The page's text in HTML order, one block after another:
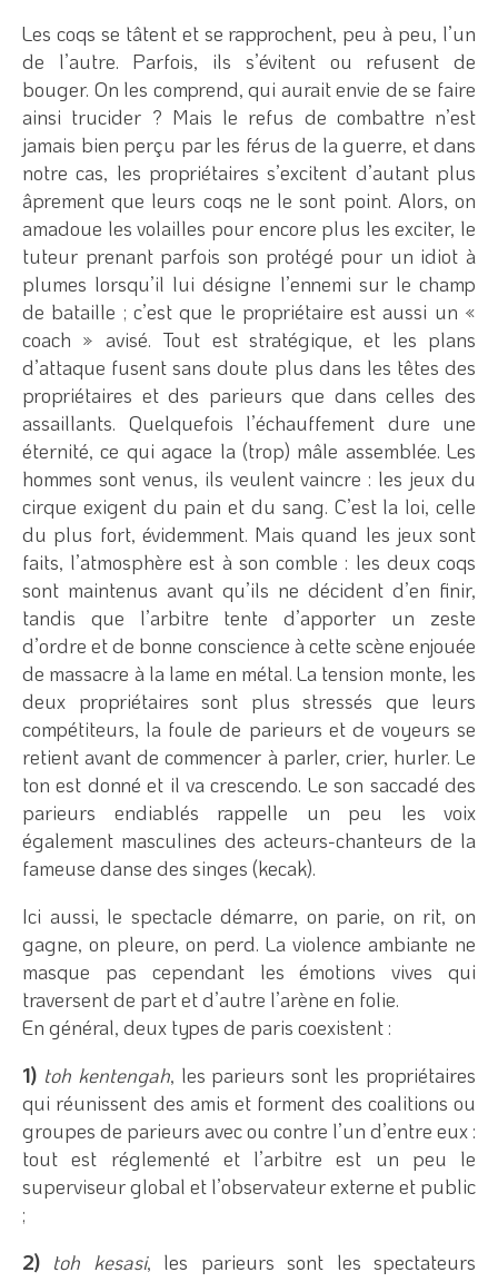
Les coqs se tâtent et se rapprochent, peu à peu, l’un
de l’autre. Parfois, ils s’évitent ou refusent de
bouger. On les comprend, qui aurait envie de se faire
ainsi trucider ? Mais le refus de combattre n’est
jamais bien perçu par les férus de la guerre, et dans
notre cas, les propriétaires s’excitent d’autant plus
âprement que leurs coqs ne le sont point. Alors, on
amadoue les volailles pour encore plus les exciter, le
tuteur prenant parfois son protégé pour un idiot à
plumes lorsqu’il lui désigne l’ennemi sur le champ
de bataille ; c’est que le propriétaire est aussi un «
coach » avisé. Tout est stratégique, et les plans
d’attaque fusent sans doute plus dans les têtes des
propriétaires et des parieurs que dans celles des
assaillants. Quelquefois l’échauffement dure une
éternité, ce qui agace la (trop) mâle assemblée. Les
hommes sont venus, ils veulent vaincre : les jeux du
cirque exigent du pain et du sang. C’est la loi, celle
du plus fort, évidemment. Mais quand les jeux sont
faits, l’atmosphère est à son comble : les deux coqs
sont maintenus avant qu’ils ne décident d’en finir,
tandis que l’arbitre tente d’apporter un zeste
d’ordre et de bonne conscience à cette scène enjouée
de massacre à la lame en métal. La tension monte, les
deux propriétaires sont plus stressés que leurs
compétiteurs, la foule de parieurs et de voyeurs se
retient avant de commencer à parler, crier, hurler. Le
ton est donné et il va crescendo. Le son saccadé des
parieurs endiablés rappelle un peu les voix
également masculines des acteurs-chanteurs de la
fameuse danse des singes (kecak).
Ici aussi, le spectacle démarre, on parie, on rit, on
gagne, on pleure, on perd. La violence ambiante ne
masque pas cependant les émotions vives qui
traversent de part et d’autre l’arène en folie.
En général, deux types de paris coexistent :
1) toh kentengah, les parieurs sont les propriétaires
qui réunissent des amis et forment des coalitions ou
groupes de parieurs avec ou contre l’un d’entre eux :
tout est réglementé et l’arbitre est un peu le
superviseur global et l’observateur externe et public
;
2) toh kesasi, les parieurs sont les spectateurs